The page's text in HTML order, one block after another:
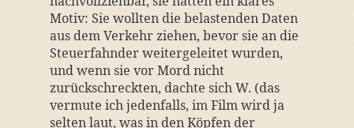
Motiv: Sie wollten die belastenden Daten
aus dem Verkehr ziehen, bevor sie an die
Steuerfahnder weitergeleitet wurden,
und wenn sie vor Mord nicht
zurückschreckten, dachte sich W. (das
vermute ich jedenfalls, im Film wird ja
selten laut, was in den Köpfen der